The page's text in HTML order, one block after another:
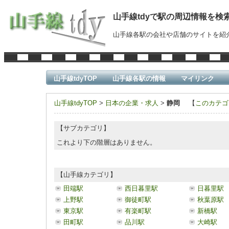
山手線tdyで駅の周辺情報を検
山手線各駅の会社や店舗のサイトを
山手線tdyTOP 山手線各駅の情報 マイリンク
山手線tdyTOP > 日本の企業・求人 > 静岡 【 このカテ
【サブカテゴリ】
これより下の階層はありません。
【山手線カテゴリ】
田端駅
西日暮里駅
日暮里駅
上野駅
御徒町駅
秋葉原駅
東京駅
有楽町駅
新橋駅
田町駅
品川駅 大崎駅